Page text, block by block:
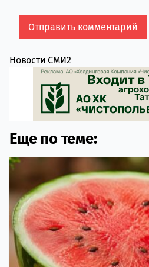
Новости СМИ2
Еще по теме: